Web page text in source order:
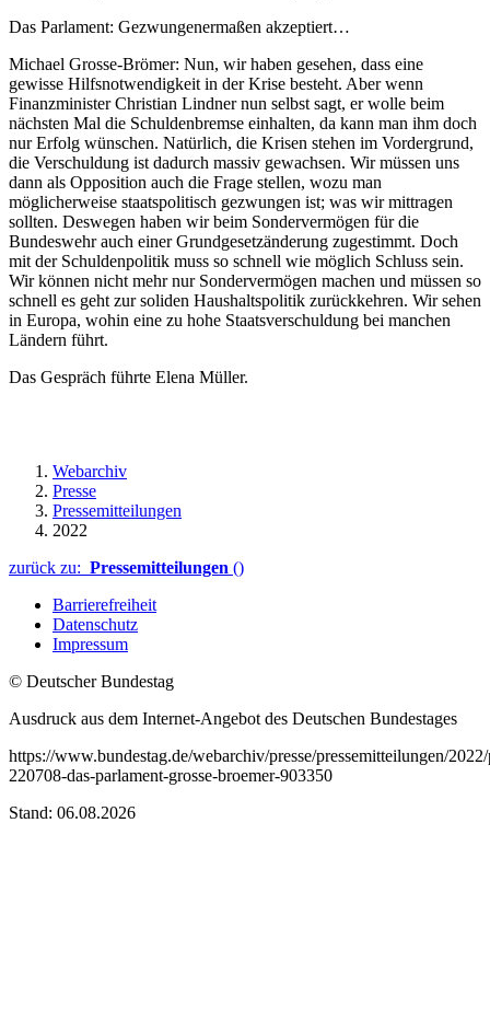
Das Parlament: Gezwungenermaßen akzeptiert…
Michael Grosse-Brömer: Nun, wir haben gesehen, dass eine
gewisse Hilfsnotwendigkeit in der Krise besteht. Aber wenn
Finanzminister Christian Lindner nun selbst sagt, er wolle beim
nächsten Mal die Schuldenbremse einhalten, da kann man ihm doch
nur Erfolg wünschen. Natürlich, die Krisen stehen im Vordergrund,
die Verschuldung ist dadurch massiv gewachsen. Wir müssen uns
dann als Opposition auch die Frage stellen, wozu man
möglicherweise staatspolitisch gezwungen ist; was wir mittragen
sollten. Deswegen haben wir beim Sondervermögen für die
Bundeswehr auch einer Grundgesetzänderung zugestimmt. Doch
mit der Schuldenpolitik muss so schnell wie möglich Schluss sein.
Wir können nicht mehr nur Sondervermögen machen und müssen so
schnell es geht zur soliden Haushaltspolitik zurückkehren. Wir sehen
in Europa, wohin eine zu hohe Staatsverschuldung bei manchen
Ländern führt.
Das Gespräch führte Elena Müller.
Webarchiv
Presse
Pressemitteilungen
2022
zurück zu: Pressemitteilungen ()
Barrierefreiheit
Datenschutz
Impressum
© Deutscher Bundestag
Ausdruck aus dem Internet-Angebot des Deutschen Bundestages
https://www.bundestag.de/webarchiv/presse/pressemitteilungen/
220708-das-parlament-grosse-broemer-903350
Stand: 06.08.2026